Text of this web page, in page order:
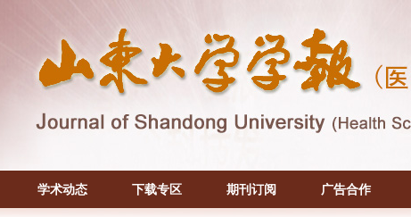
学术动态 下载专区 期刊订阅 广告合作